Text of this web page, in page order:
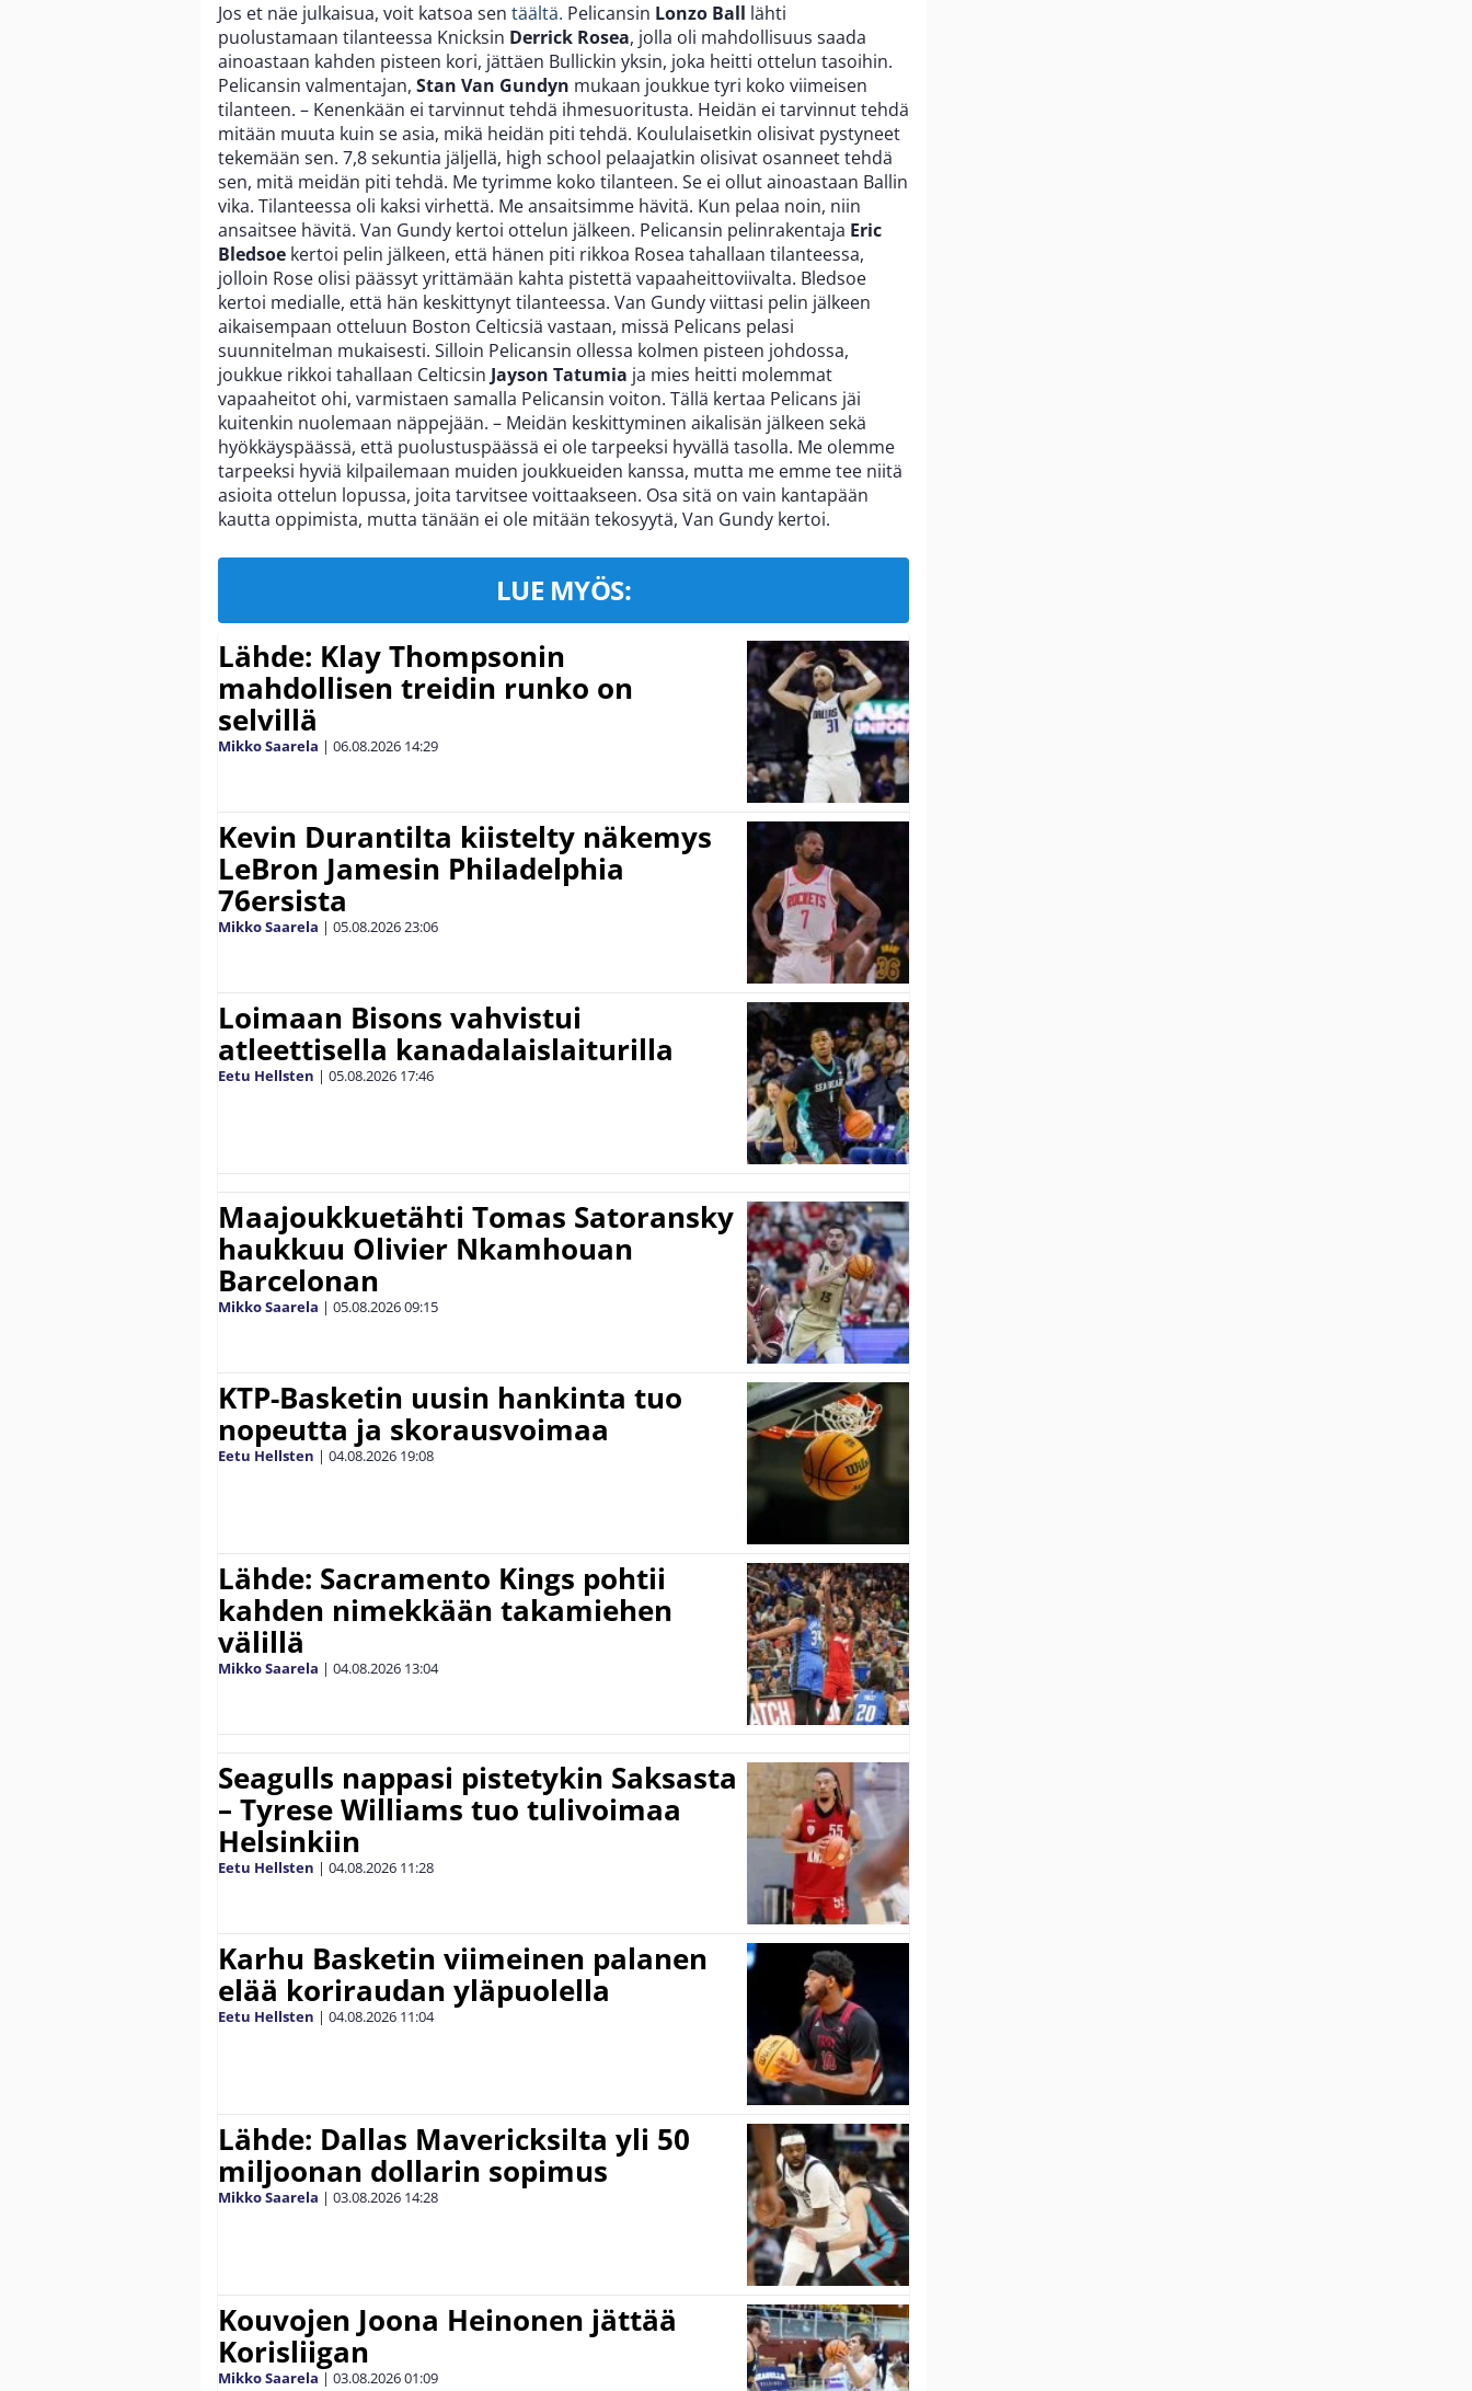
Jos et näe julkaisua, voit katsoa sen täältä. Pelicansin Lonzo Ball lähti
puolustamaan tilanteessa Knicksin Derrick Rosea, jolla oli mahdollisuus saada
ainoastaan kahden pisteen kori, jättäen Bullickin yksin, joka heitti ottelun tasoihin.
Pelicansin valmentajan, Stan Van Gundyn mukaan joukkue tyri koko viimeisen
tilanteen. – Kenenkään ei tarvinnut tehdä ihmesuoritusta. Heidän ei tarvinnut tehdä
mitään muuta kuin se asia, mikä heidän piti tehdä. Koululaisetkin olisivat pystyneet
tekemään sen. 7,8 sekuntia jäljellä, high school pelaajatkin olisivat osanneet tehdä
sen, mitä meidän piti tehdä. Me tyrimme koko tilanteen. Se ei ollut ainoastaan Ballin
vika. Tilanteessa oli kaksi virhettä. Me ansaitsimme hävitä. Kun pelaa noin, niin
ansaitsee hävitä. Van Gundy kertoi ottelun jälkeen. Pelicansin pelinrakentaja Eric
Bledsoe kertoi pelin jälkeen, että hänen piti rikkoa Rosea tahallaan tilanteessa,
jolloin Rose olisi päässyt yrittämään kahta pistettä vapaaheittoviivalta. Bledsoe
kertoi medialle, että hän keskittynyt tilanteessa. Van Gundy viittasi pelin jälkeen
aikaisempaan otteluun Boston Celticsiä vastaan, missä Pelicans pelasi
suunnitelman mukaisesti. Silloin Pelicansin ollessa kolmen pisteen johdossa,
joukkue rikkoi tahallaan Celticsin Jayson Tatumia ja mies heitti molemmat
vapaaheitot ohi, varmistaen samalla Pelicansin voiton. Tällä kertaa Pelicans jäi
kuitenkin nuolemaan näppejään. – Meidän keskittyminen aikalisän jälkeen sekä
hyökkäyspäässä, että puolustuspäässä ei ole tarpeeksi hyvällä tasolla. Me olemme
tarpeeksi hyviä kilpailemaan muiden joukkueiden kanssa, mutta me emme tee niitä
asioita ottelun lopussa, joita tarvitsee voittaakseen. Osa sitä on vain kantapään
kautta oppimista, mutta tänään ei ole mitään tekosyytä, Van Gundy kertoi.
LUE MYÖS:
Lähde: Klay Thompsonin
mahdollisen treidin runko on
selvillä
Mikko Saarela | 06.08.2026 14:29
Kevin Durantilta kiistelty näkemys
LeBron Jamesin Philadelphia
76ersista
Mikko Saarela | 05.08.202623:06
Loimaan Bisons vahvistui
atleettisella kanadalaislaiturilla
Eetu Hellsten | 05.08.2026 17:46
Maajoukkuetähti Tomas Satoransky
haukkuu Olivier Nkamhouan
Barcelonan
Mikko Saarela | 05.08.202609:15
KTP-Basketin uusin hankinta tuo
nopeutta ja skorausvoimaa
Eetu Hellsten | 04.08.2026 19:08
Lähde: Sacramento Kings pohtii
kahden nimekkään takamiehen
välillä
Mikko Saarela | 04.08.2026 13:04
Seagulls nappasi pistetykin Saksasta
– Tyrese Williams tuo tulivoimaa
Helsinkiin
Eetu Hellsten | 04.08.2026 11:28
Karhu Basketin viimeinen palanen
elää koriraudan yläpuolella
Eetu Hellsten | 04.08.2026 11:04
Lähde: Dallas Mavericksilta yli 50
miljoonan dollarin sopimus
Mikko Saarela | 03.08.2026 14:28
Kouvojen Joona Heinonen jättää
Korisliigan
Mikko Saarela | 03.08.202601:09